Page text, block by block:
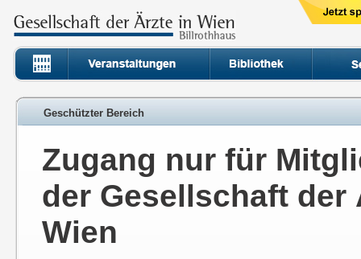
Geschützter Bereich
Zugang nur für
der Gesellschaft der
Wien